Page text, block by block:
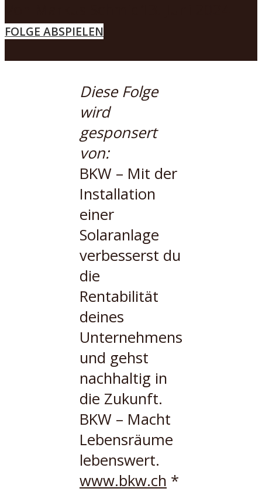
MENÜ
FOLGE ABSPIELEN
Diese Folge
wird
gesponsert
von:
BKW – Mit der
Installation
einer
Solaranlage
verbesserst du
die
Rentabilität
deines
Unternehmens
und gehst
nachhaltig in
die Zukunft.
BKW – Macht
Lebensräume
lebenswert.
www.bkw.ch *